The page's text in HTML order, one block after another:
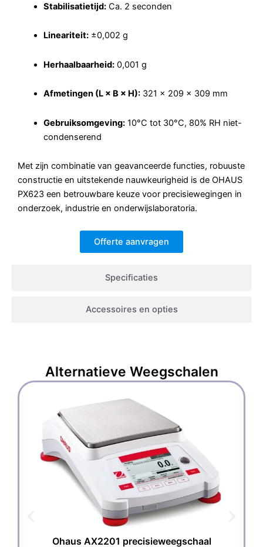
Specificaties
Accessoires en opties
Stabilisatietijd:Ca. 2 seconden
Lineariteit:±0,002 g
Herhaalbaarheid:0,001 g
Afmetingen (L × B × H):321 × 209 × 309 mm
Gebruiksomgeving:10°C tot 30°C, 80% RH niet-
condenserend
Met zijn combinatie van geavanceerde functies, robuuste
constructie en uitstekende nauwkeurigheid is de OHAUS
PX623 een betrouwbare keuze voor precisiewegingen in
onderzoek, industrie en onderwijslaboratoria.
Offerte aanvragen
Alternatieve Weegschalen
Ohaus AX2201 precisieweegschaal